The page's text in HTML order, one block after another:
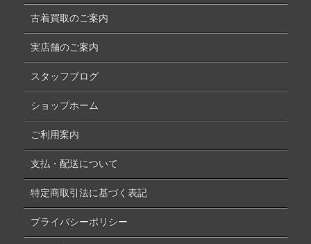
古着買取のご案内
実店舗のご案内
スタッフブログ
ショップホーム
ご利用案内
支払・配送について
特定商取引法に基づく表記
プライバシーポリシー